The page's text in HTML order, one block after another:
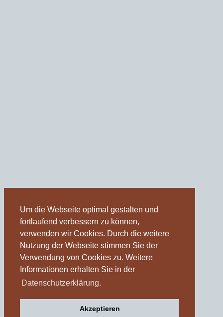
Um die Webseite optimal gestalten und
fortlaufend verbessern zu können,
verwenden wir Cookies. Durch die weitere
Nutzung der Webseite stimmen Sie der
Verwendung von Cookies zu. Weitere
Informationen erhalten Sie in der
Datenschutzerklärung.
Akzeptieren